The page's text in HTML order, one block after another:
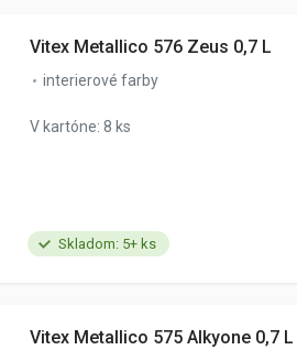
Skladom: 5+ ks
Vitex Metallico 576 Zeus 0,7 L
interierové farby
V kartóne: 8 ks
Vitex Metallico 575 Alkyone 0,7 L